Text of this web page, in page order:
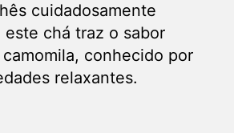
cuidadosamente
este chá traz o sabor
conhecido por
relaxantes.